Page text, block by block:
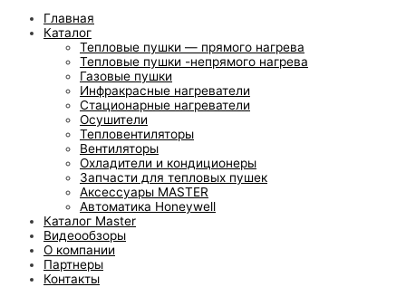
Главная
Каталог
Тепловые пушки — прямого нагрева
Тепловые пушки -непрямого нагрева
Газовые пушки
Инфракрасные нагреватели
Стационарные нагреватели
Осушители
Тепловентиляторы
Вентиляторы
Охладители и кондиционеры
Запчасти для тепловых пушек
Аксессуары MASTER
Автоматика Honeywell
Каталог Master
Видеообзоры
О компании
Партнеры
Контакты